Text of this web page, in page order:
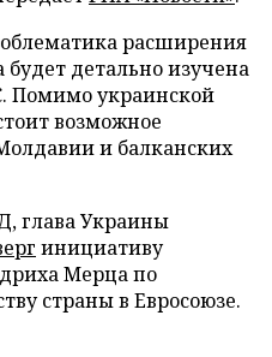
расширения
будет детально изучена
Помимо украинской
возможное
и балканских
глава Украины
инициативу
Мерца по
страны в Евросоюзе.